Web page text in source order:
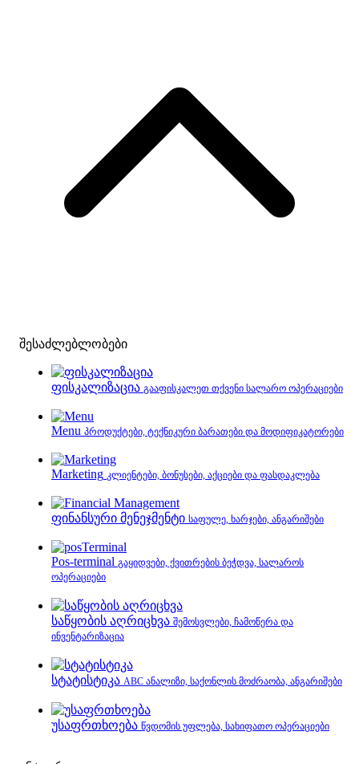
შესაძლებლობები
ფისკალიზაცია გააფისკალეთ თქვენი სალარო ოპერაციები
Menu პროდუქტები, ტექნიკური ბარათები და მოდიფიკატორები
Marketing კლიენტები, ბონუსები, აქციები და ფასდაკლება
ფინანსური მენეჯმენტი საფულე, ხარჯები, ანგარიშები
Pos-terminal გაყიდვები, ქვითრების ბეჭდვა, სალაროს
ოპერაციები
საწყობის აღრიცხვა შემოსვლები, ჩამოწერა და
ინვენტარიზაცია
სტატისტიკა ABC ანალიზი, საქონლის მოძრაობა, ანგარიშები
უსაფრთხოება წვდომის უფლება, სახიფათო ოპერაციები